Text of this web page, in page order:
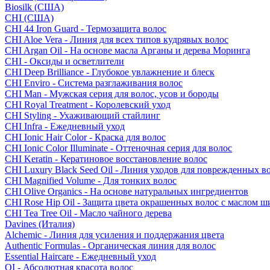
Biosilk (США)
CHI (США)
CHI 44 Iron Guard - Термозащита волос
CHI Aloe Vera - Линия для всех типов кудрявых волос
CHI Argan Oil - На основе масла Арганы и дерева Моринга
CHI - Оксиды и осветлители
CHI Deep Brilliance - Глубокое увлажнение и блеск
CHI Enviro - Система разглаживания волос
CHI Man - Мужская серия для волос, усов и бороды
CHI Royal Treatment - Королевский уход
CHI Styling - Ухаживающий стайлинг
CHI Infra - Ежедневный уход
CHI Ionic Hair Color - Краска для волос
CHI Ionic Color Illuminate - Оттеночная серия для волос
CHI Keratin - Кератиновое восстановление волос
CHI Luxury Black Seed Oil - Линия уходов для поврежденных
CHI Magnified Volume - Для тонких волос
CHI Olive Organics - На основе натуральных ингредиентов
CHI Rose Hip Oil - Защита цвета окрашенных волос с маслом
CHI Tea Tree Oil - Масло чайного дерева
Davines (Италия)
Alchemic - Линия для усиления и поддержания цвета
Authentic Formulas - Органическая линия для волос
Essential Haircare - Eжедневный уход
OI - Абсолютная красота волос